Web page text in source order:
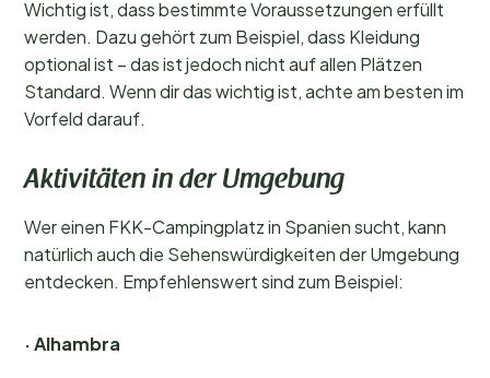
Wichtig ist, dass bestimmte Voraussetzungen erfüllt
werden. Dazu gehört zum Beispiel, dass Kleidung
optional ist – das ist jedoch nicht auf allen Plätzen
Standard. Wenn dir das wichtig ist, achte am besten im
Vorfeld darauf.
Aktivitäten in der Umgebung
Wer einen FKK-Campingplatz in Spanien sucht, kann
natürlich auch die Sehenswürdigkeiten der Umgebung
entdecken. Empfehlenswert sind zum Beispiel:
· Alhambra